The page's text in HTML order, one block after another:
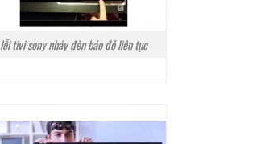
lỗi tivi sony nháy đèn báo đỏ liên tục